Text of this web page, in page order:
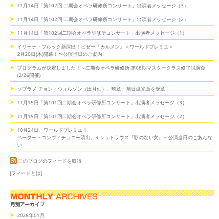
11月14日「第102回 二期会オペラ研修所コンサート」出演者メッセージ（3）
11月14日「第102回 二期会オペラ研修所コンサート」出演者メッセージ（2）
11月14日「第102回二期会オペラ研修所コンサート」出演者メッセージ（1）
イリーナ・ブルック新演出！ビゼー『カルメン』＜ワールドプレミエ＞
2月20日(木)開幕！〜公演当日のご案内
プログラムが決定しました！～二期会オペラ研修所 第68期マスタークラス修了試演会
(2/26開催)
ソプラノ チョン・ウォルソン（田月仙）、勲章・旭日単光章を受章
11月15日「第101回二期会オペラ研修所コンサート」出演者メッセージ（3）
11月15日「第101回二期会オペラ研修所コンサート」出演者メッセージ（2）
10月24日、ワールドプレミエ！
ペーター・コンヴィチュニー演出、R.シュトラウス『影のない女』～公演当日のごあんな
い
このブログのフィードを取得
[フィードとは]
2026年01月